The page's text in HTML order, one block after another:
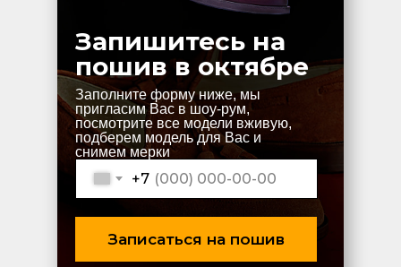
+7
Записаться на пошив
Запишитесь на
пошив в октябре
Заполните форму ниже, мы
пригласим Вас в шоу-рум,
посмотрите все модели вживую,
подберем модель для Вас и
снимем мерки